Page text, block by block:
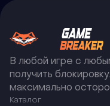
В любой игре с
получить
максимально
Каталог